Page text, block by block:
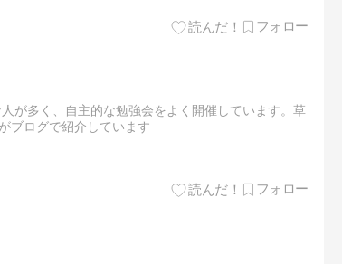
が多く、自主的な勉強会をよく開催しています。草
ブログで紹介しています